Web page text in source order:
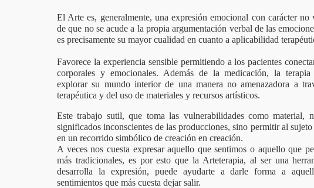
El Arte es, generalmente, una expresión emocional con carácter no
de que no se acude a la propia argumentación verbal de las
es precisamente su mayor cualidad en cuanto a aplicabilidad
Favorece la experiencia sensible permitiendo a los pacientes
corporales y emocionales. Además de la medicación, la
explorar su mundo interior de una manera no amenazadora a
terapéutica y del uso de materiales y recursos artísticos.
Este trabajo sutil, que toma las vulnerabilidades como material,
significados inconscientes de las producciones, sino permitir al sujeto
en un recorrido simbólico de creación en creación.
A veces nos cuesta expresar aquello que sentimos o aquello que
más tradicionales, es por esto que la Arteterapia, al ser una
desarrolla la expresión, puede ayudarte a darle forma a
sentimientos que más cuesta dejar salir.